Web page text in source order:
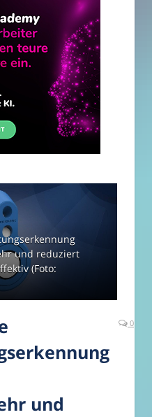
und reduziert
(Foto:
und
0